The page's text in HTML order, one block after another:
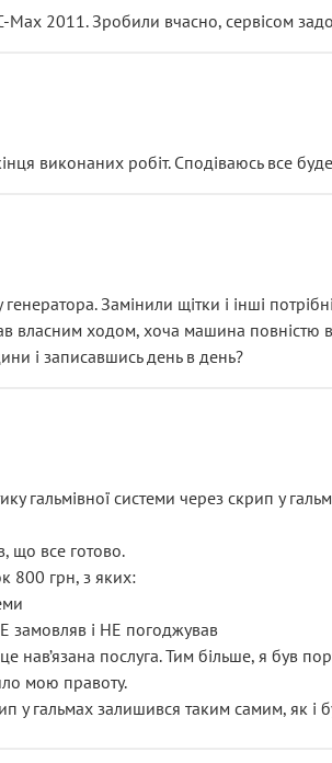
2011. Зробили вчасно, сервісом
виконаних робіт. Сподіваюсь все
Замінили щітки і інші
власним ходом, хоча машина повністю
і записавшись день в день?
гальмівної системи через скрип у
що все готово.
800 грн, з яких:
замовляв і НЕ погоджував
нав’язана послуга. Тим більше, я був
мою правоту.
у гальмах залишився таким самим, як і